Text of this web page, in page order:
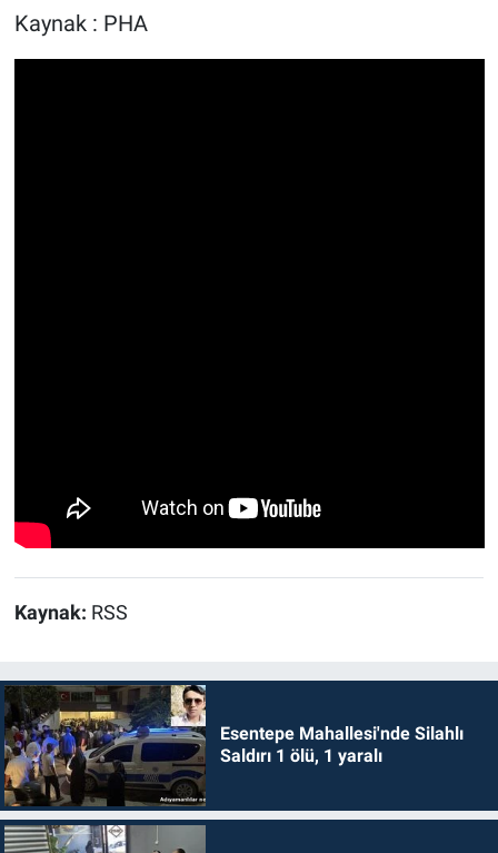
Kaynak : PHA
Kaynak: RSS
Esentepe Mahallesi'nde Silahlı
Saldırı 1 ölü, 1 yaralı